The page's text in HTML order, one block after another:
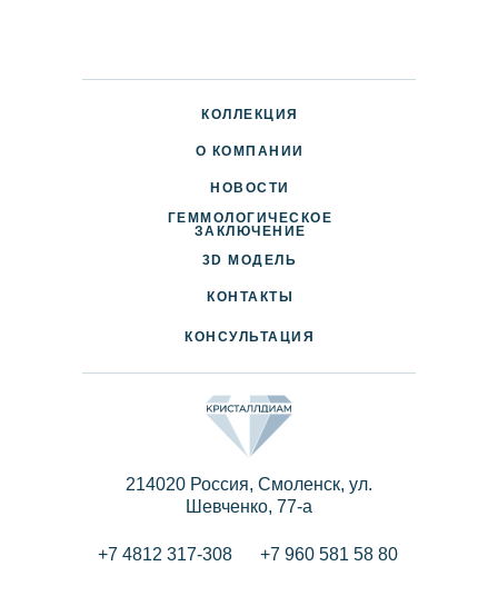
214020 Россия, Смоленск, ул.
Шевченко, 77-a
+7 4812 317-308 +7 960 581 58 80
КОНТАКТЫ
КОЛЛЕКЦИЯ
НОВОСТИ
О КОМПАНИИ
ДОСТАВКА И ОПЛАТА
ПАРТНЕРАМ
3D МОДЕЛЬ
КОНСУЛЬТАЦИЯ
ГЕММОЛОГИЧЕСКОЕ
ЗАКЛЮЧЕНИЕ